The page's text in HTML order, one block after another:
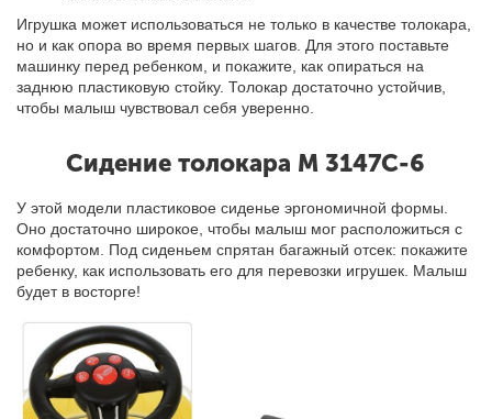
Игрушка может использоваться не только в качестве толокара,
но и как опора во время первых шагов. Для этого поставьте
машинку перед ребенком, и покажите, как опираться на
заднюю пластиковую стойку. Толокар достаточно устойчив,
чтобы малыш чувствовал себя уверенно.
Сидение толокара M 3147C-6
У этой модели пластиковое сиденье эргономичной формы.
Оно достаточно широкое, чтобы малыш мог расположиться с
комфортом. Под сиденьем спрятан багажный отсек: покажите
ребенку, как использовать его для перевозки игрушек . Малыш
будет в восторге!